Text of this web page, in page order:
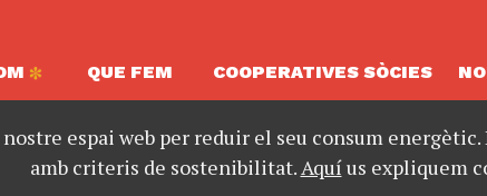
QUE FEM COOPERATIVES SÒCIES
espai web per reduir el seu consum
amb criteris de sostenibilitat.Aquíus expliquem